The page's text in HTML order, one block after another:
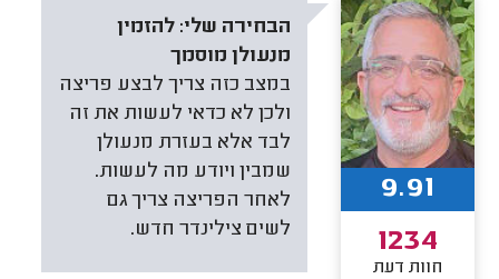
הבחירה שלי: להזמין
מנעולן מוסמך
במצב כזה צריך לבצע פריצה
ולכן לא כדאי לעשות את זה
לבד אלא בעזרת מנעולן
שמבין ויודע מה לעשות.
לאחר הפריצה צריך גם
לשים צילינדר חדש.
9.91
1234
חוות דעת